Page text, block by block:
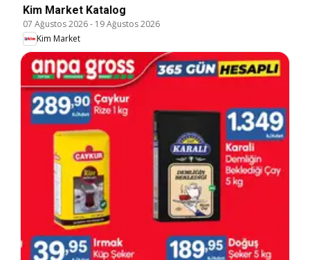
Kim Market Katalog
07 Ağustos 2026- 19 Ağustos 2026
Kim Market